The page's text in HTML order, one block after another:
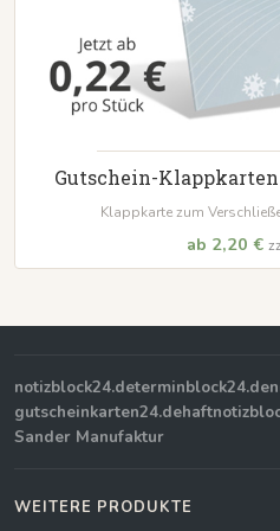
Gutschein-
Klappkarte zum
ab 2,20 €
notizblock24.determinblock24.de
gutscheinkarten24.de
Sander Manufaktur
WEITERE PRODUKTE